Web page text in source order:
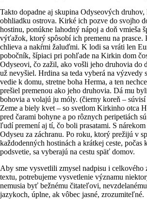
Takto dopadne aj skupina Odyseových druhov,
obhliadku ostrova. Kirké ich pozve do svojho
hostinu, ponúkne lahodný nápoj a doň vmieša
výťažok, ktorý spôsobí ich premenu na
chlieva a nakŕmi žaluďmi. K lodi sa vráti len
pobočník, šípiaci pri pohľade na Kirkin dom
Odyseovi, čo zažil, ako vošli jeho druhovia do
už nevyšiel. Hrdina sa teda vyberá na výzvedy
vedie k domu, stretne boha Herma, a ten
prešiel premenou ako jeho druhovia. Dá mu
bohovia a volajú ju móly. (čierny koreň –
Zeme a biely kvet – so svetlom Kirkinho otca
pred čarami bohyne a po rôznych peripetiách
ľudí premení aj tí, čo boli prasatami. S
Odyseu za záchranu. Po roku, ktorý prežijú v
každodenných hostinách a krátkej ceste, počas
podsvetie, sa vyberajú na cestu späť domov.
Aby sme vysvetlili zmysel nadpisu i celkového
textu, potrebujeme vysvetlenie významu
nemusia byť bežnému čitateľovi,
jazykoch, úplne, ak vôbec jasné, zrozumiteľné.